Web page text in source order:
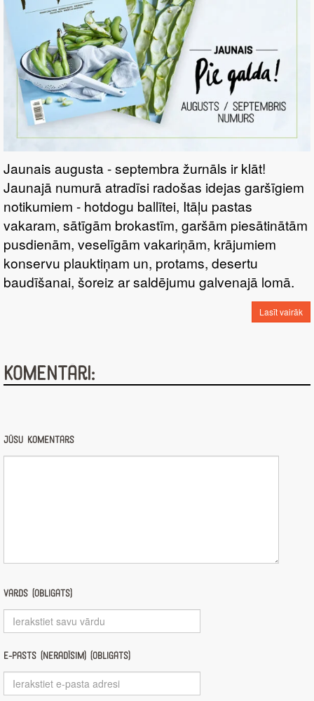
Jaunais augusta - septembra žurnāls ir klāt!
Jaunajā numurā atradīsi radošas idejas garšīgiem
notikumiem - hotdogu ballītei, Itāļu pastas
vakaram, sātīgām brokastīm, garšām piesātinātām
pusdienām, veselīgām vakariņām, krājumiem
konservu plauktiņam un, protams, desertu
baudīšanai, šoreiz ar saldējumu galvenajā lomā.
Lasīt vairāk
Komentāri:
Jūsu komentārs
Vārds (obligāts)
E-pasts (nerādīsim) (obligāts)